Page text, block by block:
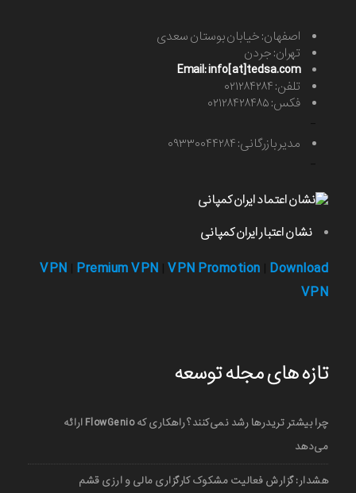
اصفهان: خیابان بوستان سعدی
تهران: جردن
Email: info[at]tedsa.com
تلفن: ۰۲۱۲۸۴۲۸۴
فکس: ۰۲۱۲۸۴۲۸۴۸۵
مدیر بازرگانی: ۰۹۳۳۰۰۴۴۲۸۴
نشان اعتبار ایران کمپانی
VPN Premium VPN VPN Promotion Download
VPN
تازه های مجله توسعه
چرا بیشتر تریدرها رشد نمی‌کنند؟ راهکاری که FlowGenio ارائه
می‌دهد
هشدار: گزارش فعالیت مشکوک کارگزاری مالی و ارزی قشم